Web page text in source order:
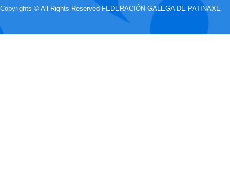
Copyrights © All Rights Reserved FEDERACIÓN GALEGA DE PATINAXE